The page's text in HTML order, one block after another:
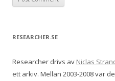
RESEARCHER.SE
Researcher drivs av Niclas
ett arkiv. Mellan 2003-2008 var